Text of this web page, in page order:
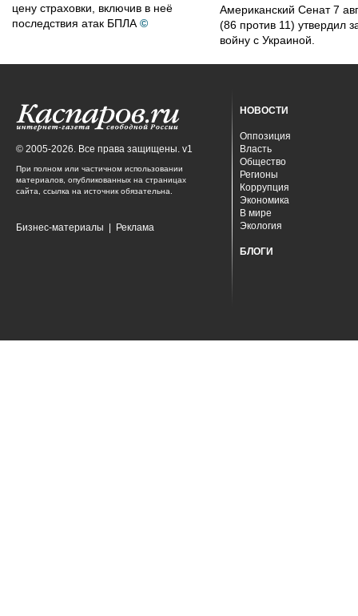
цену страховки, включив в неё
последствия атак БПЛА ©
Американский Сенат 7
(86 против 11) утвердил
войну с Украиной.
© 2005-2026. Все права защищены. v1
При полном или частичном использовании
материалов, опубликованных на страницах
сайта, ссылка на источник обязательна.
Бизнес-материалы Реклама
НОВОСТИ
Оппозиция
Власть
Общество
Регионы
Коррупция
Экономика
В мире
Экология
БЛОГИ